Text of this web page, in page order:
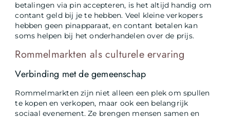
betalingen via pin accepteren, is het altijd handig om
contant geld bij je te hebben. Veel kleine verkopers
hebben geen pinapparaat, en contant betalen kan
soms helpen bij het onderhandelen over de prijs.
Rommelmarkten als culturele ervaring
Verbinding met de gemeenschap
Rommelmarkten zijn niet alleen een plek om spullen
te kopen en verkopen, maar ook een belangrijk
sociaal evenement. Ze brengen mensen samen en